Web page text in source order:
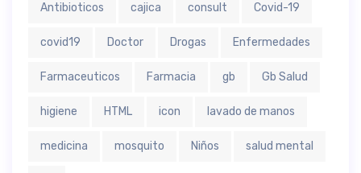
Antibioticos cajica consult Covid-19
covid19 Doctor Drogas Enfermedades
Farmaceuticos Farmacia gb Gb Salud
higiene HTML icon lavado de manos
medicina mosquito Niños salud mental